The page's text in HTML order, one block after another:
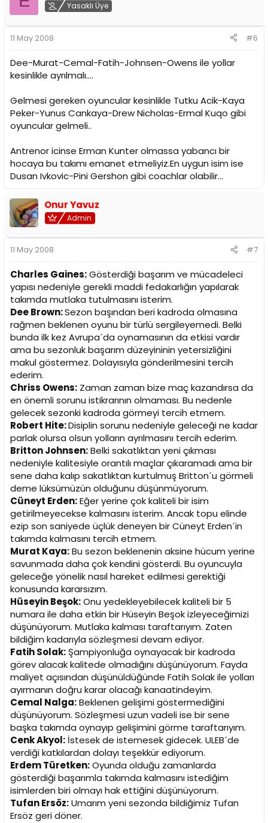
Yasaklı Üye
11 May 2008 #6
Dee-Murat-Cemal-Fatih-Johnsen-Owens ile yollar
kesinlikle ayrılmalı....
Gelmesi gereken oyuncular kesinlikle Tutku Acik-Kaya
Peker-Yunus Cankaya-Drew Nicholas-Ermal Kuqo gibi
oyuncular gelmeli..
Antrenor icinse Erman Kunter olmassa yabancı bir
hocaya bu takımı emanet etmeliyiz.En uygun isim ise
Dusan Ivkovic-Pini Gershon gibi coachlar olabilir...
Onur Yavuz
Admin
11 May 2008 #7
Charles Gaines:Gösterdiği başarım ve mücadeleci
yapısı nedeniyle gerekli maddi fedakarlığın yapılarak
takımda mutlaka tutulmasını isterim.
Dee Brown:Sezon başından beri kadroda olmasına
rağmen beklenen oyunu bir türlü sergileyemedi. Belki
bunda ilk kez Avrupa´da oynamasının da etkisi vardır
ama bu sezonluk başarım düzeyininin yetersizliğini
makul göstermez. Dolayısıyla gönderilmesini tercih
ederim.
Chriss Owens: Zaman zaman bize maç kazandırsa da
en önemli sorunu istikrarının olmaması. Bu nedenle
gelecek sezonki kadroda görmeyi tercih etmem.
Robert Hite:Disiplin sorunu nedeniyle geleceği ne kadar
parlak olursa olsun yolların ayrılmasını tercih ederim.
Britton Johnsen:Belki sakatlıktan yeni çıkması
nedeniyle kalitesiyle orantılı maçlar çıkaramadı ama bir
sene daha kalıp sakatlıktan kurtulmuş Britton´u görmeli
deme lüksümüzün olduğunu düşünmüyorum.
Cüneyt Erden:Eğer yerine çok kaliteli bir isim
getirilmeyecekse kalmasını isterim. Ancak topu elinde
ezip son saniyede üçlük deneyen bir Cüneyt Erden´in
takımda kalmasını tercih etmem.
Murat Kaya:Bu sezon beklenenin aksine hücum yerine
savunmada daha çok kendini gösterdi. Bu oyuncuyla
geleceğe yönelik nasıl hareket edilmesi gerektiği
konusunda kararsızım.
Hüseyin Beşok:Onu yedekleyebilecek kaliteli bir 5
numara ile daha etkin bir Hüseyin Beşok izleyeceğimizi
düşünüyorum. Mutlaka kalması taraftarıyım. Zaten
bildiğim kadarıyla sözleşmesi devam ediyor.
Fatih Solak: Şampiyonluğa oynayacak bir kadroda
görev alacak kalitede olmadığını düşünüyorum. Fayda
maliyet açısından düşünüldüğünde Fatih Solak ile yolları
ayırmanın doğru karar olacağı kanaatindeyim.
Cemal Nalga:Beklenen gelişimi göstermediğini
düşünüyorum. Sözleşmesi uzun vadeli ise bir sene
başka takımda oynayıp gelişimini görme taraftarıyım.
Cenk Akyol: İstesek de istemesek gidecek. ULEB´de
verdiği katkılardan dolayı teşekkür ediyorum.
Erdem Türetken:Oyunda olduğu zamanlarda
gösterdiği başarımla takımda kalmasını istediğim
isimlerden biri olmayı hak ettiğini düşünüyorum.
Tufan Ersöz:Umarım yeni sezonda bildiğimiz Tufan
Ersöz geri döner.